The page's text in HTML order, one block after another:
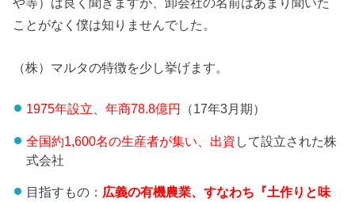
ことがなく僕は知りませんでした。
（株）マルタの特徴を少し挙げます。
1975年設立、年商78.8億円 （17年3月期）
全国約1,600名の生産者が集い、出資 して設立された株
式会社
目指すもの： 広義の有機農業、すなわち『土作りと味